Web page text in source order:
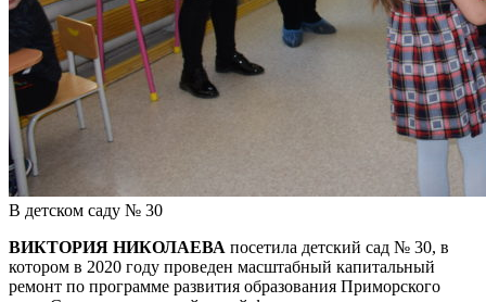
В детском саду № 30
ВИКТОРИЯ НИКОЛАЕВА посетила детский сад № 30, в
котором в 2020 году проведен масштабный капитальный
ремонт по программе развития образования Приморского